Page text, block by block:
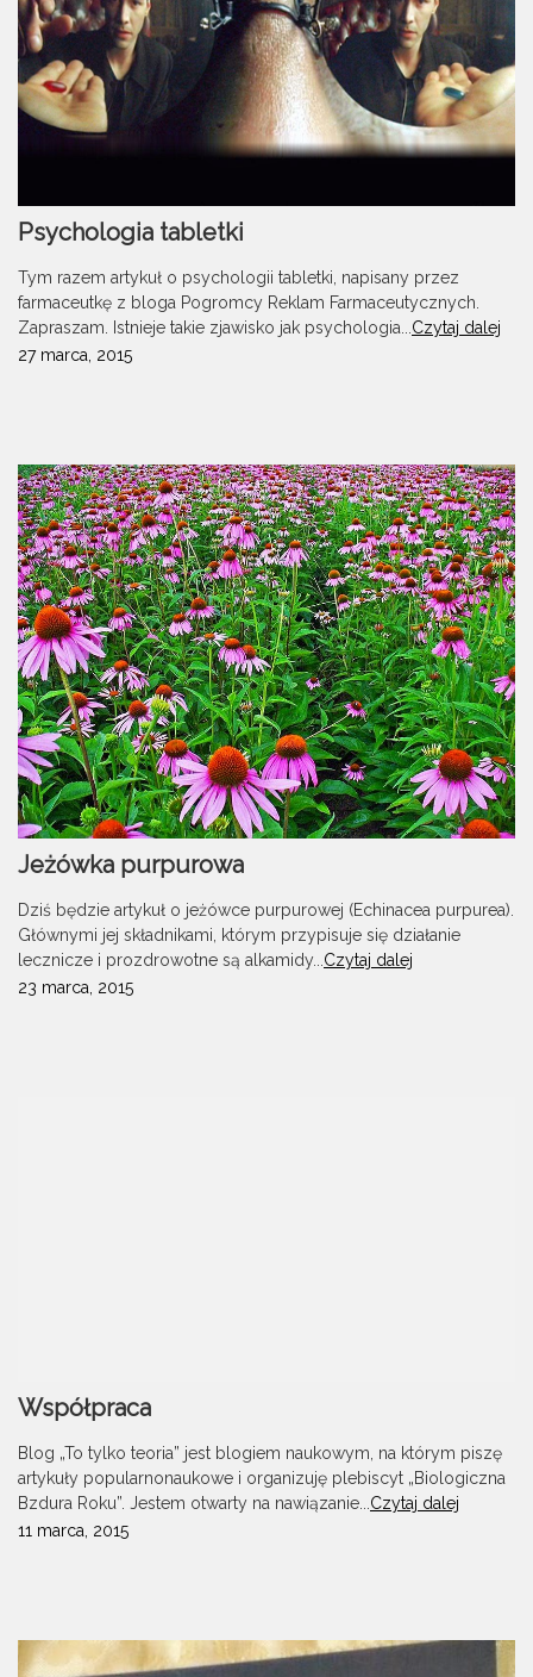
Psychologia tabletki
Tym razem artykuł o psychologii tabletki, napisany przez
farmaceutkę z bloga Pogromcy Reklam Farmaceutycznych.
Zapraszam. Istnieje takie zjawisko jak psychologia...Czytaj dalej
27 marca, 2015
Jeżówka purpurowa
Dziś będzie artykuł o jeżówce purpurowej (Echinacea purpurea).
Głównymi jej składnikami, którym przypisuje się działanie
lecznicze i prozdrowotne są alkamidy... Czytaj dalej
23 marca, 2015
Współpraca
Blog „To tylko teoria” jest blogiem naukowym, na którym piszę
artykuły popularnonaukowe i organizuję plebiscyt „Biologiczna
Bzdura Roku”. Jestem otwarty na nawiązanie... Czytaj dalej
11 marca, 2015